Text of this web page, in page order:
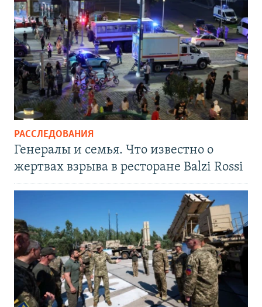
РАССЛЕДОВАНИЯ
Генералы и семья. Что известно о
жертвах взрыва в ресторане Balzi Rossi